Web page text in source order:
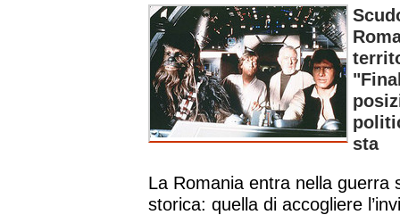
sta
La Romania entra nella guerra
storica: quella di accogliere